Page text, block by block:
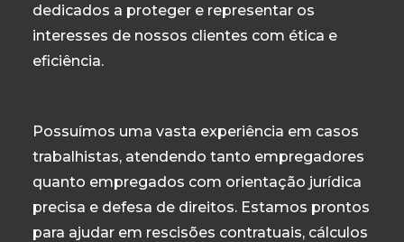
dedicados a proteger e representar os
interesses de nossos clientes com ética e
eficiência.
Possuímos uma vasta experiência em casos
trabalhistas, atendendo tanto empregadores
quanto empregados com orientação jurídica
precisa e defesa de direitos. Estamos prontos
para ajudar em rescisões contratuais, cálculos